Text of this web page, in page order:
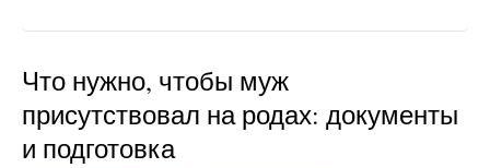
Что нужно, чтобы муж
присутствовал на родах: документы
и подготовка